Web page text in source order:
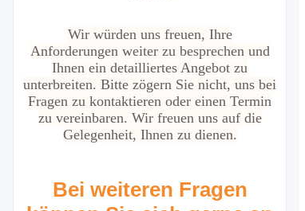
Wir würden uns freuen, Ihre
Anforderungen weiter zu besprechen und
Ihnen ein detailliertes Angebot zu
unterbreiten. Bitte zögern Sie nicht, uns bei
Fragen zu kontaktieren oder einen Termin
zu vereinbaren. Wir freuen uns auf die
Gelegenheit, Ihnen zu dienen.
Bei weiteren Fragen